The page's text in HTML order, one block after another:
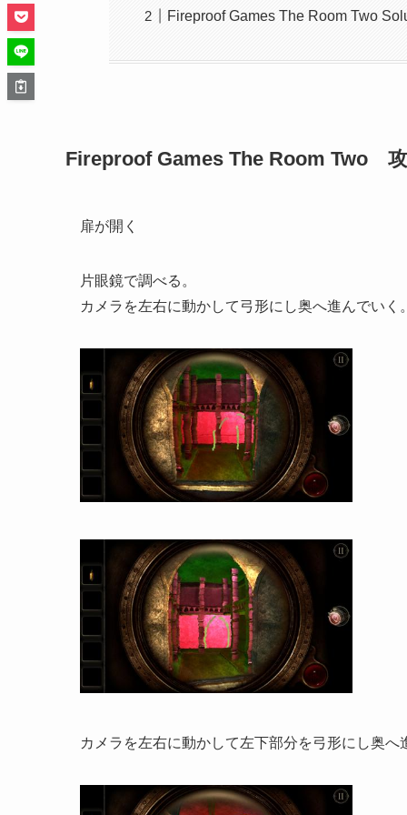
Fireproof Games The Room Two
Fireproof Games The Room Two
扉が開く
片眼鏡で調べる。
カメラを左右に動かして弓形にし奥へ進んでいく
カメラを左右に動かして左下部分を弓形にし奥へ